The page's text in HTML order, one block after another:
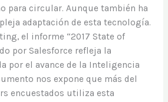
para circular. Aunque también ha
adaptación de esta tecnología.
el informe “2017 State of
por Salesforce refleja la
por el avance de la Inteligencia
nos expone que más del
encuestados utiliza esta